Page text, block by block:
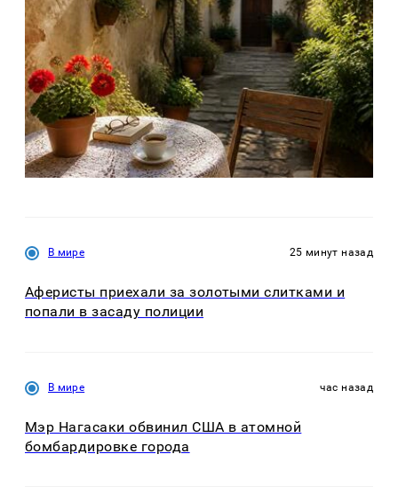
В мире 25 минут назад
Аферисты приехали за золотыми слитками и
попали в засаду полиции
В мире час назад
Мэр Нагасаки обвинил США в атомной
бомбардировке города